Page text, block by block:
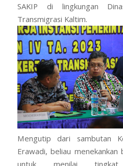
SAKIP di lingkungan
Transmigrasi Kaltim.
Mengutip dari sambutan
Erawadi, beliau menekankan
untuk menilai